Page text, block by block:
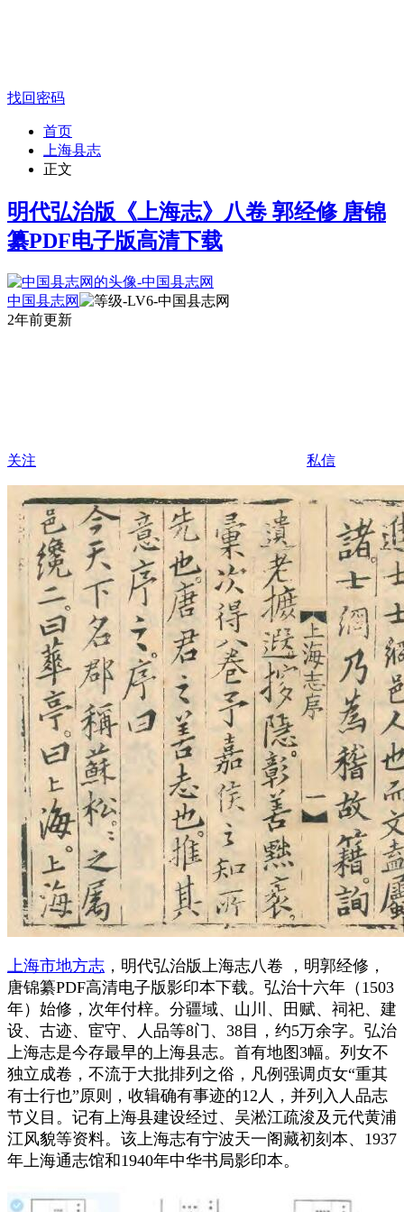
找回密码
首页
上海县志
正文
明代弘治版《上海志》八卷 郭经修 唐锦
纂PDF电子版高清下载
中国县志网
2年前更新
关注 私信
上海市地方志 ，明代弘治版上海志八卷 ，明郭经修，
唐锦纂PDF高清电子版影印本下载。弘治十六年（1503
年）始修，次年付梓。分疆域、山川、田赋、祠祀、建
设、古迹、宦守、人品等8门、38目，约5万余字。弘治
上海志是今存最早的上海县志。首有地图3幅。列女不
独立成卷，不流于大批排列之俗，凡例强调贞女“重其
有士行也”原则，收辑确有事迹的12人，并列入人品志
节义目。记有上海县建设经过、吴淞江疏浚及元代黄浦
江风貌等资料。该上海志有宁波天一阁藏初刻本、1937
年上海通志馆和1940年中华书局影印本。